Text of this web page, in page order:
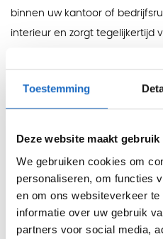
Toestemming
Deze website maakt
We gebruiken cookies om
personaliseren, om functies
en om ons websiteverkeer
informatie over uw gebruik
partners voor social media,
binnen uw kantoor of
interieur en zorgt tegelijkertijd
en moderne uitstraling.
voordelen. De natuurlijke
dempen van geluid, waardoor
merkbaar kan verbeteren. Dit
werkklimaat en meer comfort
Een groot voordeel van een